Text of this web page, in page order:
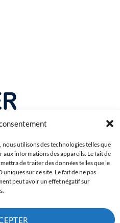
utilisons des technologies telles que
aux informations des appareils. Le fait de
de traiter des données telles que le
sur ce site. Le fait de ne pas
peut avoir un effet négatif sur
- Webdesign byMedia84